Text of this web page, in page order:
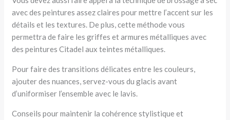
avec des peintures assez claires pour mettre l’accent sur les
détails et les textures. De plus, cette méthode vous
permettra de faire les griffes et armures métalliques avec
des peintures Citadel aux teintes métalliques.
Pour faire des transitions délicates entre les couleurs,
ajouter des nuances, servez-vous du glacis avant
d’uniformiser l’ensemble avec le lavis.
Conseils pour maintenir la cohérence stylistique et